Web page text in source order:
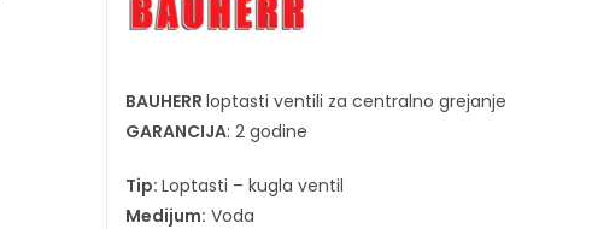
BAUHERR loptasti ventili za centralno grejanje
GARANCIJA: 2 godine
Tip: Loptasti – kugla ventil
Medijum: Voda